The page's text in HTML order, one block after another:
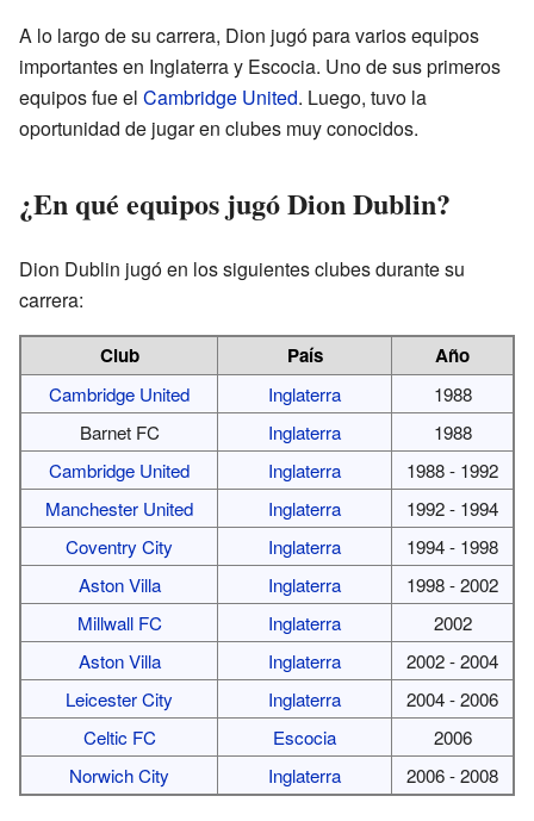
A lo largo de su carrera, Dion jugó para varios equipos
importantes en Inglaterra y Escocia. Uno de sus primeros
equipos fue el Cambridge United. Luego, tuvo la
oportunidad de jugar en clubes muy conocidos.
¿En qué equipos jugó Dion Dublin?
Dion Dublin jugó en los siguientes clubes durante su
carrera:
Club País Año
Cambridge United Inglaterra
1988
Barnet FC
Inglaterra
1988
Cambridge United
Inglaterra
1988 - 1992
Manchester United
Inglaterra
1992 - 1994
Coventry City
Inglaterra
1994 - 1998
Aston Villa
Inglaterra
1998 - 2002
Millwall FC
Inglaterra
2002
Aston Villa
Inglaterra
2002 - 2004
Leicester City
Inglaterra
2004 - 2006
Celtic FC
Escocia
2006
Norwich City
Inglaterra 2006 - 2008